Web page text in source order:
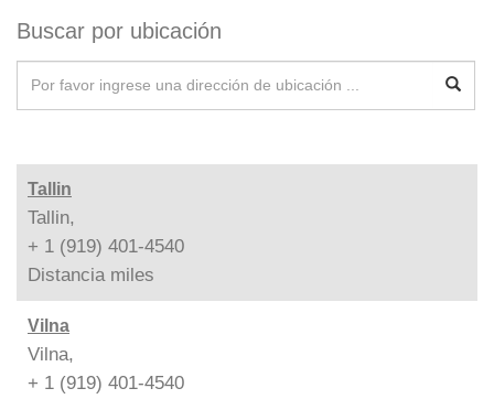
Buscar por ubicación
Tallin
Tallin,
+ 1 (919) 401-4540
Distancia miles
Vilna
Vilna,
+ 1 (919) 401-4540